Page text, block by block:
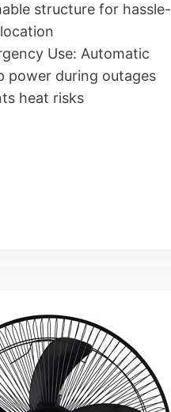
structure for hassle-
Use: Automatic
power during outages
heat risks